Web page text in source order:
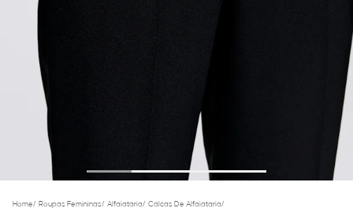
Home/ Roupas Femininas/ Alfaiataria/ Calcas De Alfaiataria/